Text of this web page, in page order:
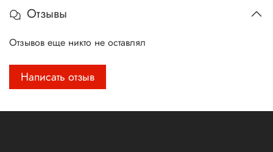
Отзывы
Отзывов еще никто не оставлял
Написать отзыв